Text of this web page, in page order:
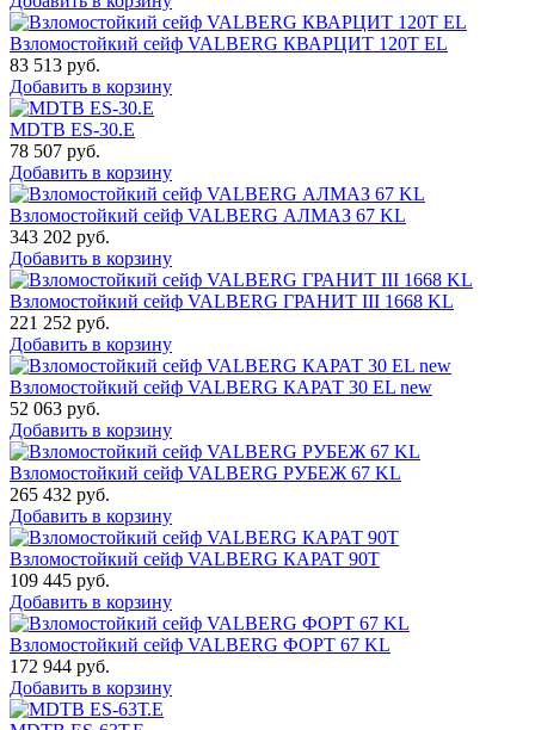
Взломостойкий сейф VALBERG КВАРЦИТ 120Т EL
83 513 руб.
Добавить в корзину
MDTB ES-30.Е
78 507 руб.
Добавить в корзину
Взломостойкий сейф VALBERG АЛМАЗ 67 KL
343 202 руб.
Добавить в корзину
Взломостойкий сейф VALBERG ГРАНИТ III 1668 KL
221 252 руб.
Добавить в корзину
Взломостойкий сейф VALBERG КАРАТ 30 EL new
52 063 руб.
Добавить в корзину
Взломостойкий сейф VALBERG РУБЕЖ 67 KL
265 432 руб.
Добавить в корзину
Взломостойкий сейф VALBERG КАРАТ 90T
109 445 руб.
Добавить в корзину
Взломостойкий сейф VALBERG ФОРТ 67 KL
172 944 руб.
Добавить в корзину